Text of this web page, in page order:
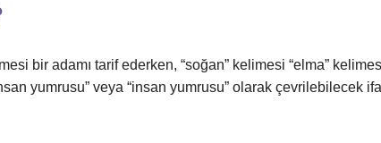
bir adamı tarif ederken, “soğan” kelimesi “elma”
yumrusu” veya “insan yumrusu” olarak çevrilebilecek